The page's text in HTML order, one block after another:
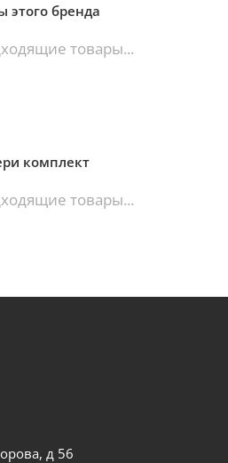
этого бренда
товары...
комплект
товары...
д 56